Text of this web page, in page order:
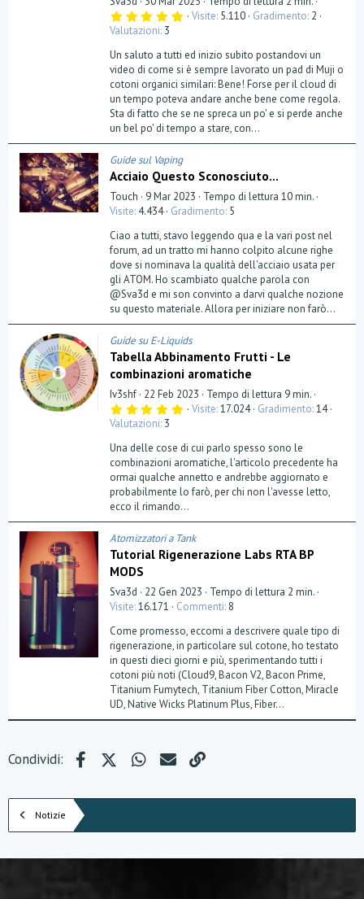
5
s
e
l
l
a
(
e
)
Visite 5.110 Gradimento 2
Valutazioni 3
Un saluto a tutti ed inizio subito postandovi un
video di come si è sempre lavorato un pad di Muji o
cotoni organici similari: Bene! Forse per il cloud di
un tempo poteva andare anche bene come regola.
Sta di fatto che se ne spreca un po' e si perde anche
un bel po' di tempo a stare, con...
Guide sul Vaping
Acciaio Questo Sconosciuto...
Touch 9 Mar 2023
Tempo di lettura 10 min.
Visite 4.434 Gradimento 5
Ciao a tutti, stavo leggendo qua e la vari post nel
forum, ad un tratto mi hanno colpito alcune righe
dove si nominava la qualità dell'acciaio usata per
gli ATOM. Ho scambiato qualche parola con
@Sva3d e mi son convinto a darvi qualche nozione
su questo materiale. Allora per iniziare non farò...
Guide su E-Liquids
Tabella Abbinamento Frutti - Le
combinazioni aromatiche
Iv3shf 22 Feb 2023
Tempo di lettura 9 min.
5
0
s
t
e
l
l
(
e
)
Visite 17.024 Gradimento 14
Valutazioni 3
Una delle cose di cui parlo spesso sono le
combinazioni aromatiche, l'articolo precedente ha
ormai qualche annetto e andrebbe aggiornato e
probabilmente lo farò, per chi non l'avesse letto,
ecco il rimando...
Atomizzatori a Tank
Tutorial Rigenerazione Labs RTA BP
MODS
Sva3d 22 Gen 2023
Tempo di lettura 2 min.
Visite 16.171 Commenti 8
Come promesso, eccomi a descrivere quale tipo di
rigenerazione, in particolare sul cotone, ho testato
in questi dieci giorni e più, sperimentando tutti i
cotoni più noti (Cloud9, Bacon V2, Bacon Prime,
Titanium Fumytech, Titanium Fiber Cotton, Miracle
UD, Native Wicks Platinum Plus, Fiber...
Condividi: FacebookX (Twitter)WhatsApp
e-mail
Notizie